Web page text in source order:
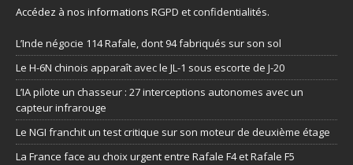
Accédez à nos informations RGPD et confidentialités.
L’Inde négocie 114 Rafale, dont 94 fabriqués sur son sol
Le H-6N chinois apparaît avec le JL-1 sous escorte de J-20
L’IA pilote un chasseur : 27 interceptions autonomes avec un
capteur infrarouge
Le NGI franchit un test critique sur son moteur de deuxième étage
La France face au choix urgent entre Rafale F4 et Rafale F5